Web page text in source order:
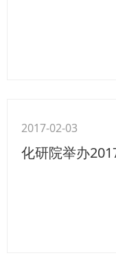
2017-02-03
化研院举办